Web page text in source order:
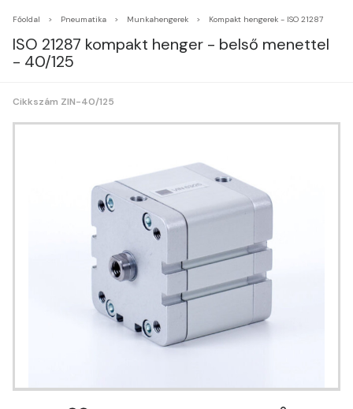
Főoldal Pneumatika Munkahengerek Kompakt hengerek - ISO 21287
ISO 21287 kompakt henger - belső menettel
- 40/125
Cikkszám ZIN-40/125